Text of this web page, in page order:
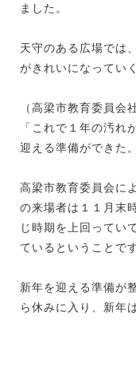
ました。
天守のある広場では
がきれいになってい
（高梁市教育委員
「これで１年の汚れ
迎える準備ができた
高梁市教育委員会に
の来場者は１１月末
じ時期を上回ってい
ているということです
新年を迎える準備が
ら休みに入り、新年